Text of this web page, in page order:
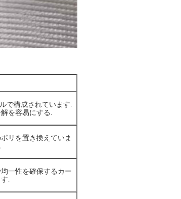
で構成されています.
を容易にする.
リを置き換えていま
一性を確保するカー
.